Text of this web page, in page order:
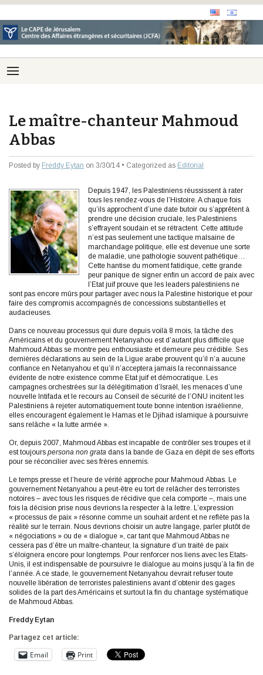
Le maître-chanteur Mahmoud
Abbas
Posted by Freddy Eytan on 3/30/14 • Categorized as Editorial
Depuis 1947, les Palestiniens réussissent à rater
tous les rendez-vous de l’Histoire. A chaque fois
qu’ils approchent d’une date butoir ou s’apprêtent à
prendre une décision cruciale, les Palestiniens
s’effrayent soudain et se rétractent. Cette attitude
n’est pas seulement une tactique malsaine de
marchandage politique, elle est devenue une sorte
de maladie, une pathologie souvent pathétique…
Cette hantise du moment fatidique, cette grande
peur panique de signer enfin un accord de paix avec
l’Etat juif prouve que les leaders palestiniens ne
sont pas encore mûrs pour partager avec nous la Palestine historique et pour
faire des compromis accompagnés de concessions substantielles et
audacieuses.
Dans ce nouveau processus qui dure depuis voilà 8 mois, la tâche des
Américains et du gouvernement Netanyahou est d’autant plus difficile que
Mahmoud Abbas se montre peu enthousiaste et demeure peu crédible. Ses
dernières déclarations au sein de la Ligue arabe prouvent qu’il n’a aucune
confiance en Netanyahou et qu’il n’acceptera jamais la reconnaissance
évidente de notre existence comme Etat juif et démocratique. Les
campagnes orchestrées sur la délégitimation d’Israël, les menaces d’une
nouvelle Intifada et le recours au Conseil de sécurité de l’ONU incitent les
Palestiniens à rejeter automatiquement toute bonne intention israélienne,
elles encouragent également le Hamas et le Djihad islamique à poursuivre
sans relâche « la lutte armée ».
Or, depuis 2007, Mahmoud Abbas est incapable de contrôler ses troupes et il
est toujours persona non grata dans la bande de Gaza en dépit de ses efforts
pour se réconcilier avec ses frères ennemis.
Le temps presse et l’heure de vérité approche pour Mahmoud Abbas. Le
gouvernement Netanyahou a peut-être eu tort de relâcher des terroristes
notoires – avec tous les risques de récidive que cela comporte –, mais une
fois la décision prise nous devrions la respecter à la lettre. L’expression
« processus de paix » résonne comme un souhait ardent et ne reflète pas la
réalité sur le terrain. Nous devrions choisir un autre langage, parler plutôt de
« négociations » ou de « dialogue », car tant que Mahmoud Abbas ne
cessera pas d’être un maître-chanteur, la signature d’un traité de paix
s’éloignera encore pour longtemps. Pour renforcer nos liens avec les Etats-
Unis, il est indispensable de poursuivre le dialogue au moins jusqu’à la fin de
l’année. A ce stade, le gouvernement Netanyahou devrait refuser toute
nouvelle libération de terroristes palestiniens avant d’obtenir des gages
solides de la part des Américains et surtout la fin du chantage systématique
de Mahmoud Abbas.
Freddy Eytan
Partagez cet article:
Email Print